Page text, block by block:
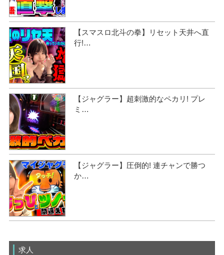
【スマスロ北斗の拳】リセット天井へ直
行!…
【ジャグラー】超刺激的なペカリ! プレ
ミ…
【ジャグラー】圧倒的! 連チャンで勝つ
か…
求人